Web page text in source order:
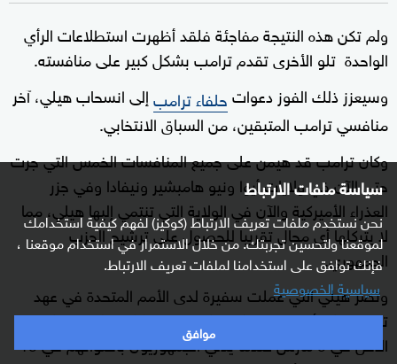
سياسة ملفات الارتباط
نحن نستخدم ملفات تعريف الارتباط (كوكيز) لفهم كيفية استخدامك
لموقعنا ولتحسين تجربتك. من خلال الاستمرار في استخدام موقعنا ،
فإنك توافق على استخدامنا لملفات تعريف الارتباط.
سياسية الخصوصية
موافق
ولم تكن هذه النتيجة مفاجئة فلقد أظهرت استطلاعات الرأي
الواحدة تلو الأخرى تقدم ترامب بشكل كبير على منافسته.
وسيعزز ذلك الفوز دعواتحلفاء ترامبإلى انسحاب هيلي، آخر
منافسي ترامب المتبقين، من السباق الانتخابي.
وكان ترامب قد هيمن على جميع المنافسات الخمس التي جرت
حتى الآن في ولايات أيوا ونيو هامبشير ونيفادا وفي جزر
العذراء الأميركية والآن في الولاية التي تنتمي إليها هيلي، مما
لا يتركلها أي مجال تقريبا للحصول على ترشيح الحزب
الجمهوري.
وتصر هيلي التي عملت سفيرة لدى الأمم المتحدة في عهد
ترامب على أنها ستواصل حملتها حتى "الثلاثاء الكبير" على
الأقل في 5 مارس عندما يدلي الجمهوريون بأصواتهم في 15